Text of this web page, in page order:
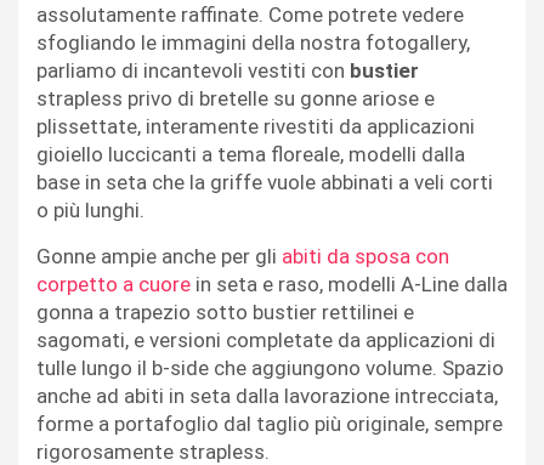
assolutamente raffinate. Come potrete vedere
sfogliando le immagini della nostra fotogallery,
parliamo di incantevoli vestiti con bustier
strapless privo di bretelle su gonne ariose e
plissettate, interamente rivestiti da applicazioni
gioiello luccicanti a tema floreale, modelli dalla
base in seta che la griffe vuole abbinati a veli corti
o più lunghi.
Gonne ampie anche per gli abiti da sposa con
corpetto a cuore in seta e raso, modelli A-Line dalla
gonna a trapezio sotto bustier rettilinei e
sagomati, e versioni completate da applicazioni di
tulle lungo il b-side che aggiungono volume. Spazio
anche ad abiti in seta dalla lavorazione intrecciata,
forme a portafoglio dal taglio più originale, sempre
rigorosamente strapless.